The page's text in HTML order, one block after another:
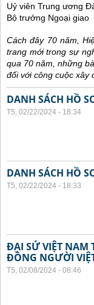
Uỷ viên Trung ương
Bộ trưởng Ngoại giao
Cách đây 70 năm,
trang mới trong sự
qua 70 năm, những
đối với công cuộc xây
DANH SÁCH HỒ
T5, 02/22/2024 - 18:34
DANH SÁCH HỒ
T5, 02/22/2024 - 18:33
ĐẠI SỨ VIỆT NAM
ĐỒNG NGƯỜI
T5, 02/08/2024 - 08:46